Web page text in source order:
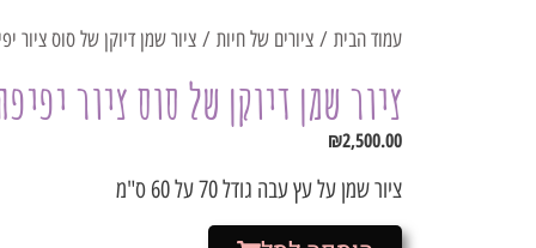
עמוד הבית / ציורים של חיות / ציור שמן דיוקן של סוס ציור
ציור שמן דיוקן של סוס ציור
₪2,500.00
ציור שמן על עץ עבה גודל 70 על 60 ס"מ